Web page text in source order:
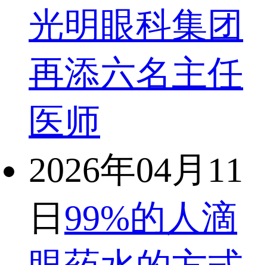
光明眼科集团
再添六名主任
医师
2026年04月11
日 99%的人滴